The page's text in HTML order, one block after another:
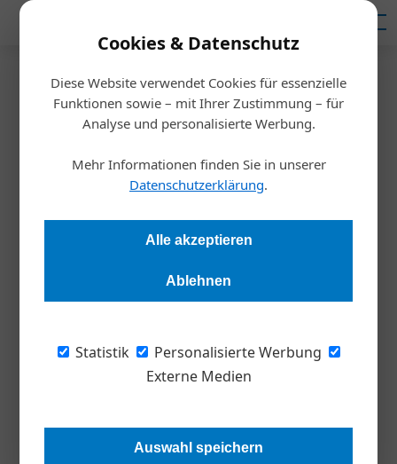
Cookies & Datenschutz
Diese Website verwendet Cookies für essenzielle
Funktionen sowie – mit Ihrer Zustimmung – für
Analyse und personalisierte Werbung.
Mehr Informationen finden Sie in unserer
Datenschutzerklärung.
Alle akzeptieren
Ablehnen
Statistik
Personalisierte Werbung
Externe Medien
Auswahl speichern
Startseite/Wirtschaft
China-Konkurrenz erhöht
Druck auf Österreichs
Industriestandort
beschleunigen und den Beschäftigungsabbau in Österreich
begünstigen. Zu diesem Ergebnis kommt eine aktuelle
Produktivitätsrates der Oesterreichischen Nationalbank auf
Basis einer Industriebefragung.